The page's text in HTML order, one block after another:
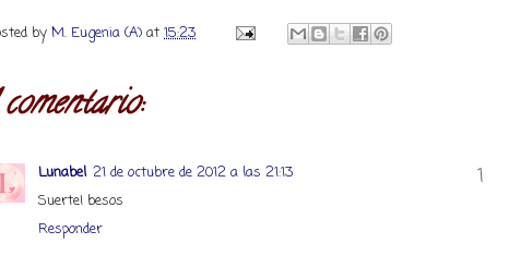
by M. Eugenia (A) at 15:23
Lunabel 21 de octubre de 2012 a las 21:13
Suerte! besos
Responder